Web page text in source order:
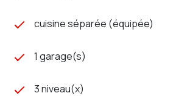
cuisine séparée (équipée)
1 garage(s)
3 niveau(x)